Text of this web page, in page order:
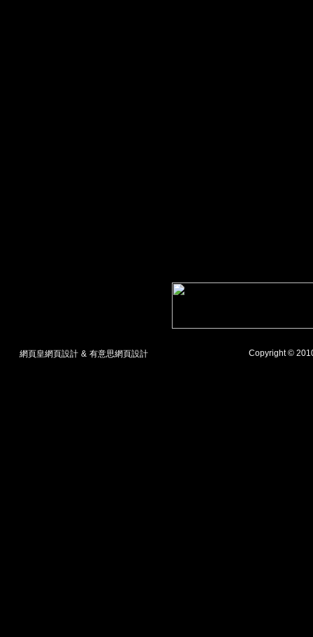
網頁皇網頁設計 & 有意思網頁設計 Copyright ©